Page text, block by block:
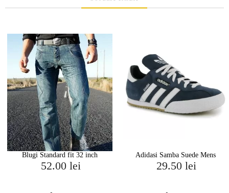
Blugi Standard fit 32 inch
52.00 lei
Adidasi Samba Suede Mens
29.50 lei